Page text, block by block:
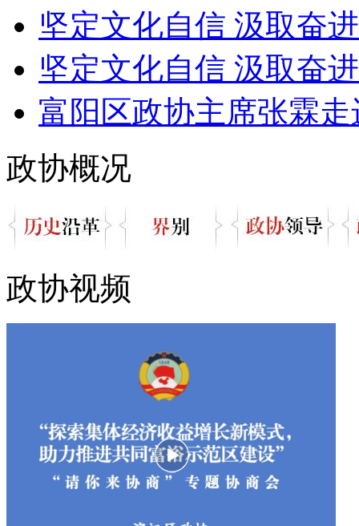
坚定文化自信 汲取奋
坚定文化自信 汲取奋
富阳区政协主席张霖
政协概况
政协视频